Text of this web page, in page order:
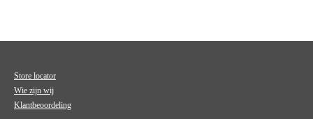
Store locator
Wie zijn wij
Klantbeoordeling